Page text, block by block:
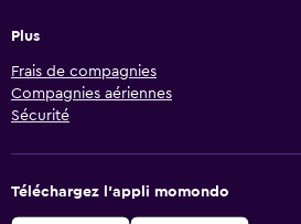
Plus
Frais de compagnies
Compagnies aériennes
Sécurité
Téléchargez l’appli momondo